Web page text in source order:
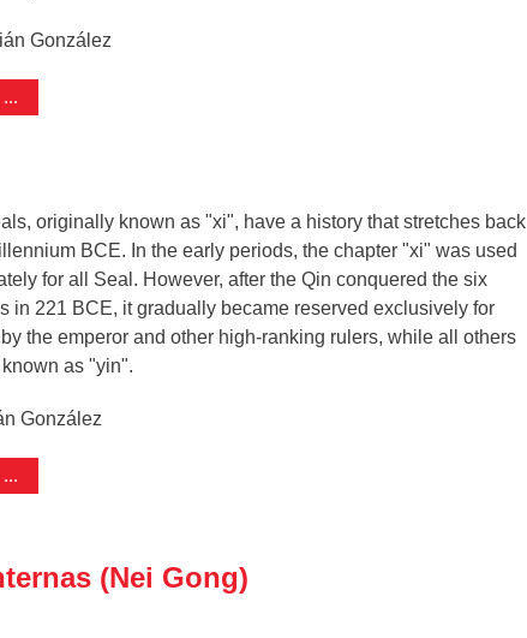
González
originally known as "xi", have a history that stretches back
BCE. In the early periods, the chapter "xi" was used
for all Seal. However, after the Qin conquered the six
in 221 BCE, it gradually became reserved exclusively for
the emperor and other high-ranking rulers, while all others
as "yin".
González
(Nei Gong)